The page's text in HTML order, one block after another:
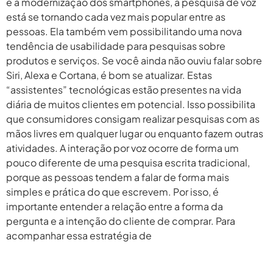
está se tornando cada vez mais popular entre as
pessoas. Ela também vem possibilitando uma nova
tendência de usabilidade para pesquisas sobre
produtos e serviços. Se você ainda não ouviu falar sobre
Siri, Alexa e Cortana, é bom se atualizar. Estas
“assistentes” tecnológicas estão presentes na vida
diária de muitos clientes em potencial. Isso possibilita
que consumidores consigam realizar pesquisas com as
mãos livres em qualquer lugar ou enquanto fazem outras
atividades. A interação por voz ocorre de forma um
pouco diferente de uma pesquisa escrita tradicional,
porque as pessoas tendem a falar de forma mais
simples e prática do que escrevem. Por isso, é
importante entender a relação entre a forma da
pergunta e a intenção do cliente de comprar. Para
acompanhar essa estratégia de